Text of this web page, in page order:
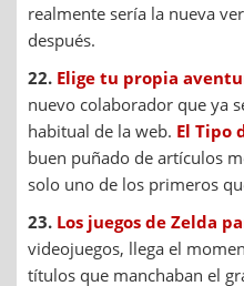
realmente sería la nueva
después.
22. Elige tu propia
nuevo colaborador que ya
habitual de la web. El Tipo
buen puñado de artículos
solo uno de los primeros
23. Los juegos de Zelda
videojuegos, llega el
títulos que manchaban el